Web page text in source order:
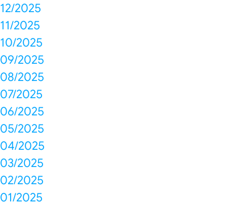
12/2025
11/2025
10/2025
09/2025
08/2025
07/2025
06/2025
05/2025
04/2025
03/2025
02/2025
01/2025